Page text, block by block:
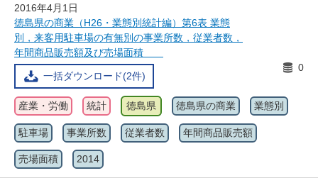
2016年4月1日
徳島県の商業（H26・業態別統計編）第6表 業態
別，来客用駐車場の有無別の事業所数，従業者数，
年間商品販売額及び売場面積
一括ダウンロード(2件)
0
産業・労働 統計 徳島県 徳島県の商業 業態別
駐車場 事業所数 従業者数 年間商品販売額
売場面積 2014